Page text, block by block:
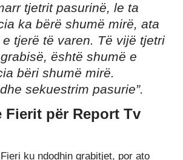
tjetrit pasurinë, le ta
ka bërë shumë mirë, ata
tjerë të varen. Të vijë tjetri
është shumë e
bëri shumë mirë.
sekuestrim pasurie”.
Fierit për Report Tv
ku ndodhin grabitjet, por ato